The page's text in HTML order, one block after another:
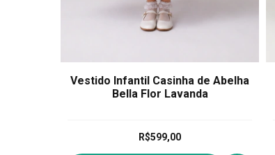
Vestido Infantil Casinha de Abelha
Bella Flor Lavanda
R$599,00